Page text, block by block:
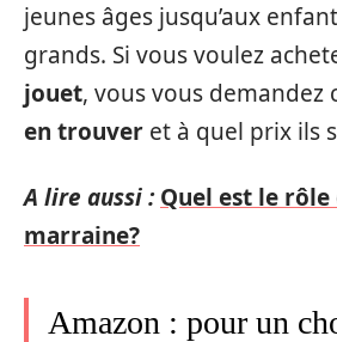
jeunes âges jusqu’aux
grands. Si vous voulez
jouet, vous vous demandez
en trouver et à quel prix ils
A lire aussi : Quel est le rôle
marraine?
Amazon : pour un